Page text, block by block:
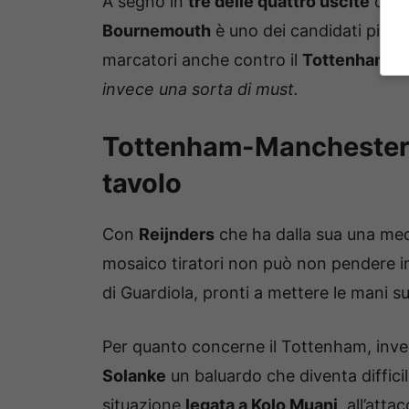
Bournemouth è uno dei candidati più
marcatori anche contro il Tottenham; l’
invece una sorta di must.
Tottenham-
tavolo
Con Reijnders che ha dalla sua una
mosaico tiratori non può non pendere
di Guardiola, pronti a mettere le mani
Per quanto concerne il Tottenham,
Solanke un baluardo che diventa
situazione legata a Kolo Muani,